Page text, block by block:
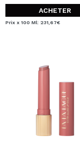
ACHETER
Prix x 100 Ml: 231,67€